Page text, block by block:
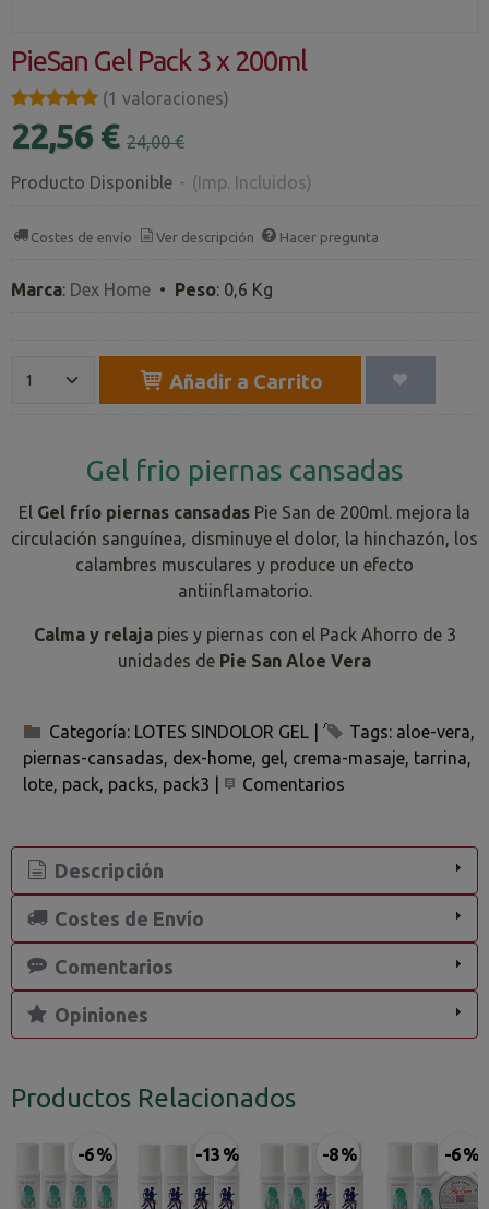
PieSan Gel Pack 3 x 200ml
★★★★★
★★★★★ (1 valoraciones)
22,56 € 24,00 €
Producto Disponible - (Imp. Incluidos)
Costes de envío Ver descripción Hacer pregunta
Marca: Dex Home • Peso: 0,6 Kg
Añadir a Carrito
Gel frio piernas cansadas
El Gel frío piernas cansadas Pie San de 200ml. mejora la
circulación sanguínea, disminuye el dolor, la hinchazón, los
calambres musculares y produce un efecto
antiinflamatorio.
Calma y relajapies y piernas con el Pack Ahorro de 3
unidades de Pie San Aloe Vera
Categoría: LOTES SINDOLOR GEL Tags: aloe-vera
piernas-cansadas dex-home gel crema-masaje tarrina
lote pack packs pack3 Comentarios
Descripción
Costes de Envío
Comentarios
Opiniones
Productos Relacionados
-6 % -13 % -8 % -6 %